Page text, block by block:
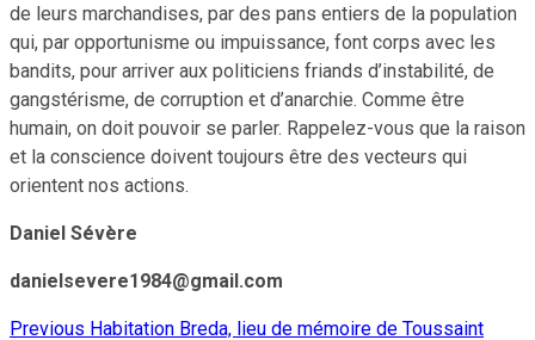
de leurs marchandises, par des pans entiers de la population
qui, par opportunisme ou impuissance, font corps avec les
bandits, pour arriver aux politiciens friands d’instabilité, de
gangstérisme, de corruption et d’anarchie. Comme être
humain, on doit pouvoir se parler. Rappelez-vous que la raison
et la conscience doivent toujours être des vecteurs qui
orientent nos actions.
Daniel Sévère
danielsevere1984@gmail.com
Previous Habitation Breda, lieu de mémoire de Toussaint